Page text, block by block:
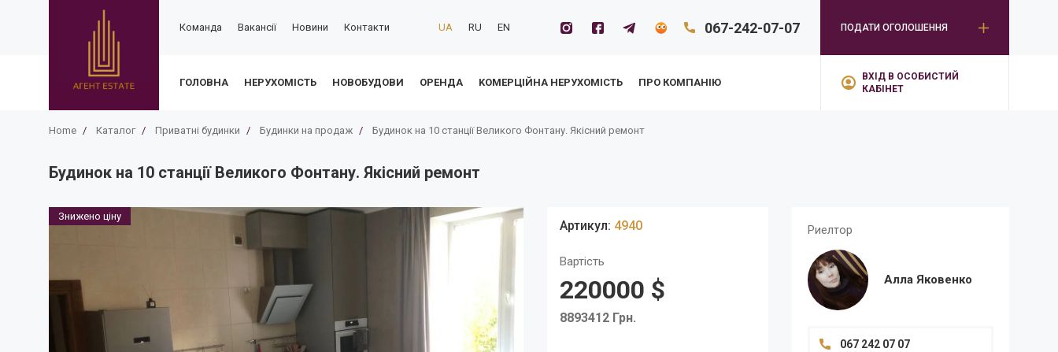
Команда Вакансії Новини Контакти UA RU EN 067-242-07-07 ПОДАТИ ОГОЛОШЕННЯ
ГОЛОВНА НЕРУХОМІСТЬ НОВОБУДОВИ ОРЕНДА KОМЕРЦІЙНА НЕРУХОМІСТЬ ПРО КОМПАНІЮ
ВХІД В ОСОБИСТИЙ
КАБІНЕТ
Home / Каталог / Приватні будинки / Будинки на продаж / Будинок на 10 станції Великого Фонтану. Якісний ремонт
Будинок на 10 станції Великого Фонтану. Якісний ремонт
Знижено ціну
Артикул: 4940
Вартість
220000 $
8893412 Грн.
Риелтор
Алла Яковенко
067 242 07 07